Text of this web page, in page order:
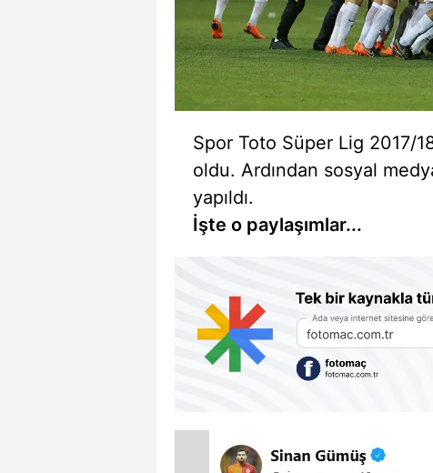
Spor Toto Süper Lig 2017/
oldu. Ardından sosyal
yapıldı.
İşte o paylaşımlar...